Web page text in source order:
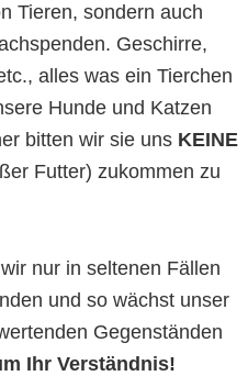
Tieren, sondern auch
Geschirre,
alles was ein Tierchen
Hunde und Katzen
bitten wir sie uns KEINE
Futter) zukommen zu
nur in seltenen Fällen
und so wächst unser
Gegenständen
Ihr Verständnis!